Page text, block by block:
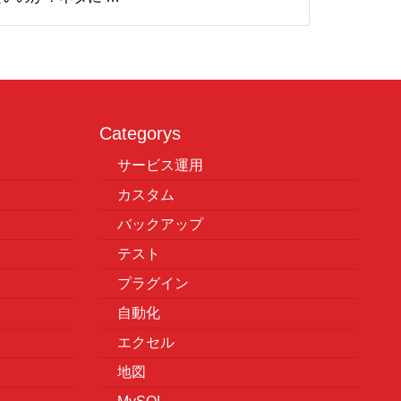
Categorys
サービス運用
カスタム
バックアップ
テスト
プラグイン
自動化
エクセル
地図